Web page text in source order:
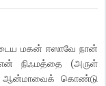
மகன் ஈஸாவே நான்
நிஃமத்தை (அருள்
ஆன்மாவைக் கொண்டு